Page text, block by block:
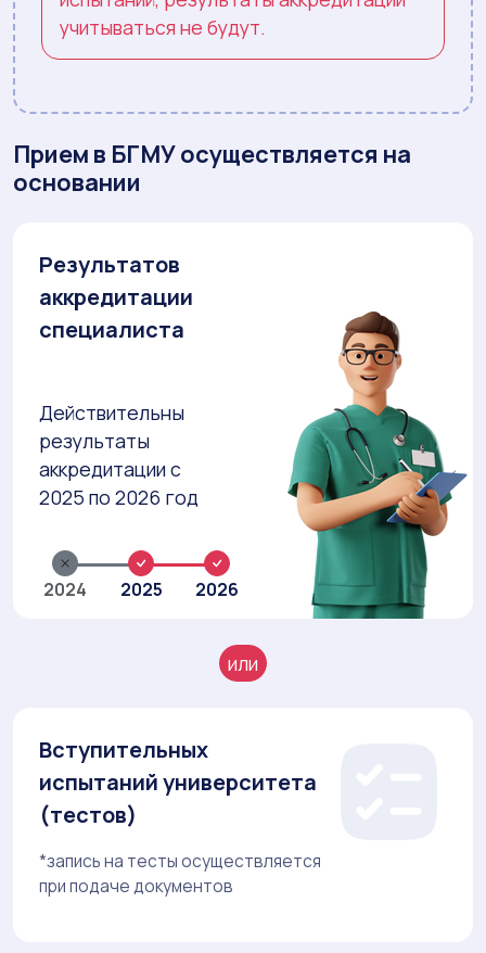
учитываться не будут.
Прием в БГМУ осуществляется на
основании
Результатов
аккредитации
специалиста
Действительны
результаты
аккредитации с
2025 по 2026 год
2024 2025 2026
или
Вступительных
испытаний университета
(тестов)
*запись на тесты осуществляется
при подаче документов